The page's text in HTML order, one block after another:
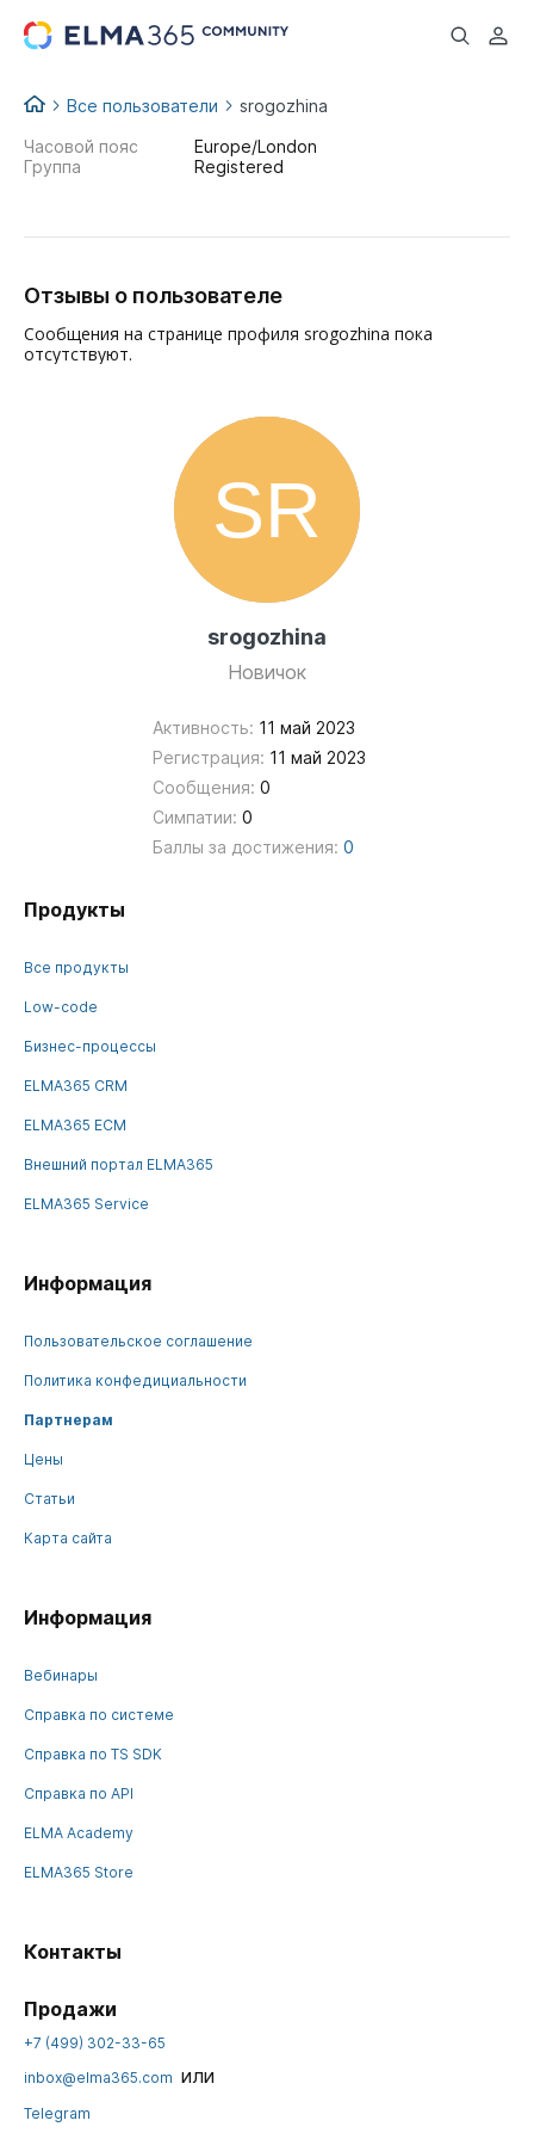
...
Все пользователи srogozhina
srogozhina
Новичок
Активность: 11 май 2023
Регистрация: 11 май 2023
Сообщения: 0
Симпатии: 0
Баллы за достижения: 0
Часовой пояс
Europe/London
Группа
Registered
Отзывы о пользователе
Сообщения на странице профиля srogozhina пока
отсутствуют.
Продукты
Все продукты
Low-code
Бизнес-процессы
ELMA365 CRM
ELMA365 ECM
Внешний портал ELMA365
ELMA365 Service
Информация
Пользовательское соглашение
Политика конфедициальности
Партнерам
Цены
Статьи
Карта сайта
Информация
Вебинары
Справка по системе
Справка по TS SDK
Справка по API
ELMA Academy
ELMA365 Store
Контакты
Продажи
+7 (499) 302-33-65
inbox@elma365.com или
Telegram